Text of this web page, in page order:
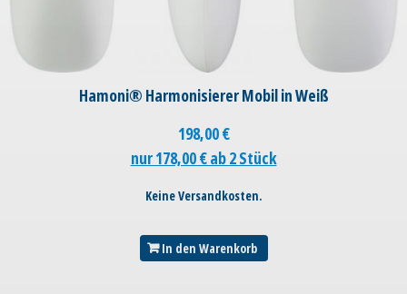
Hamoni® Harmonisierer Mobil in Weiß
198,00€
nur 178,00 € ab 2 Stück
Keine Versandkosten.
In den Warenkorb